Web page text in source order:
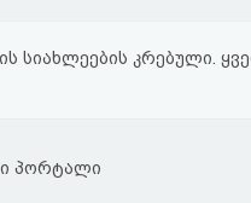
სიახლეების კრებული.
პორტალი